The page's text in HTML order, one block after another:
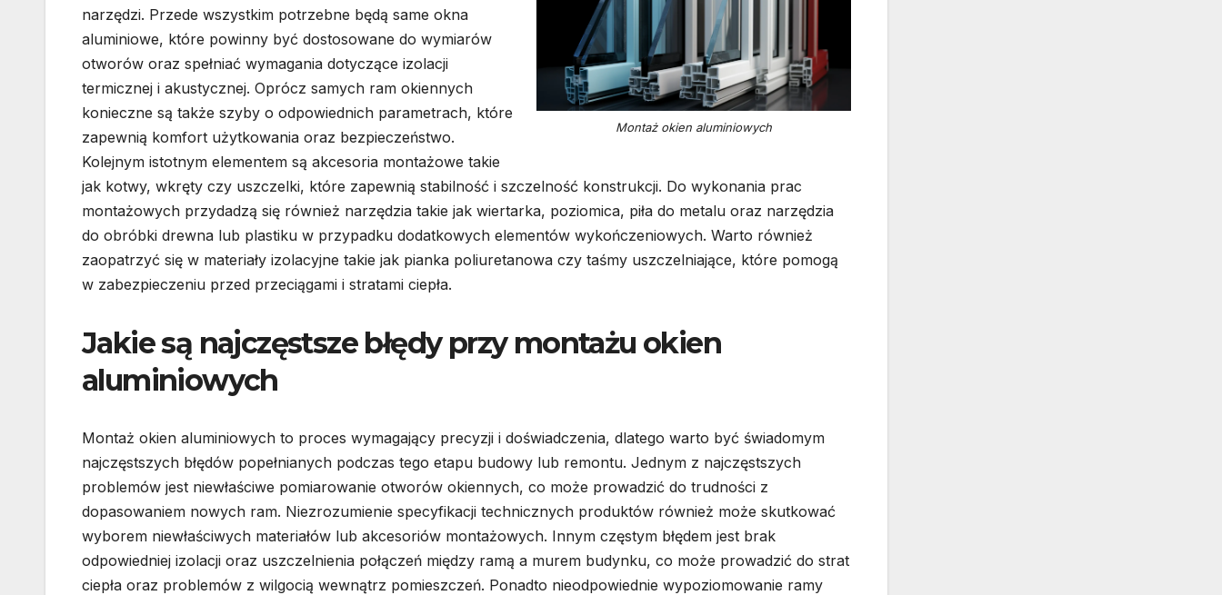
Montaż okien aluminiowych
narzędzi. Przede wszystkim potrzebne będą same okna
aluminiowe, które powinny być dostosowane do wymiarów
otworów oraz spełniać wymagania dotyczące izolacji
termicznej i akustycznej. Oprócz samych ram okiennych
konieczne są także szyby o odpowiednich parametrach, które
zapewnią komfort użytkowania oraz bezpieczeństwo.
Kolejnym istotnym elementem są akcesoria montażowe takie
jak kotwy, wkręty czy uszczelki, które zapewnią stabilność i szczelność konstrukcji. Do wykonania prac
montażowych przydadzą się również narzędzia takie jak wiertarka, poziomica, piła do metalu oraz narzędzia
do obróbki drewna lub plastiku w przypadku dodatkowych elementów wykończeniowych. Warto również
zaopatrzyć się w materiały izolacyjne takie jak pianka poliuretanowa czy taśmy uszczelniające, które pomogą
w zabezpieczeniu przed przeciągami i stratami ciepła.
Jakie są najczęstsze błędy przy montażu okien
aluminiowych
Montaż okien aluminiowych to proces wymagający precyzji i doświadczenia, dlatego warto być świadomym
najczęstszych błędów popełnianych podczas tego etapu budowy lub remontu. Jednym z najczęstszych
problemów jest niewłaściwe pomiarowanie otworów okiennych, co może prowadzić do trudności z
dopasowaniem nowych ram. Niezrozumienie specyfikacji technicznych produktów również może skutkować
wyborem niewłaściwych materiałów lub akcesoriów montażowych. Innym częstym błędem jest brak
odpowiedniej izolacji oraz uszczelnienia połączeń między ramą a murem budynku, co może prowadzić do strat
ciepła oraz problemów z wilgocią wewnątrz pomieszczeń. Ponadto nieodpowiednie wypoziomowanie ramy